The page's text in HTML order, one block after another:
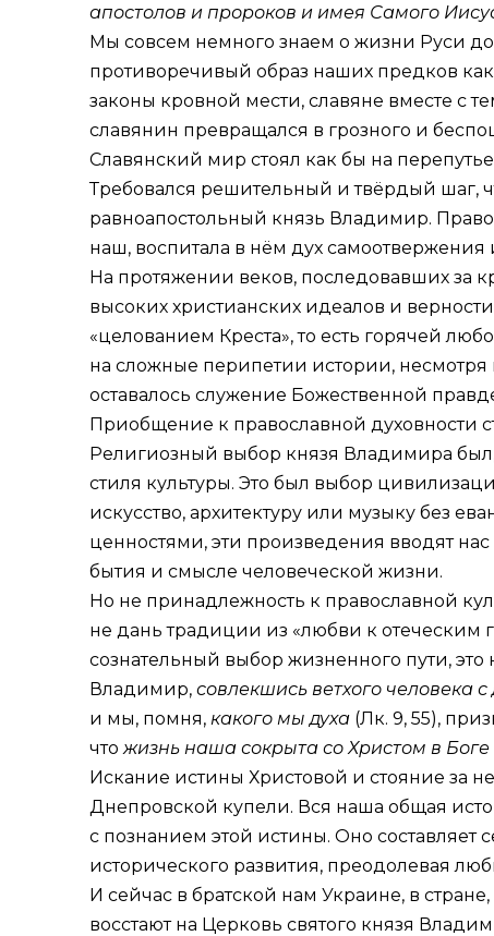
апостолов и пророков и имея Самого
Мы совсем немного знаем о жизни Руси
противоречивый образ наших предков
законы кровной мести, славяне вместе с
славянин превращался в грозного и
Славянский мир стоял как бы на
Требовался решительный и твёрдый шаг,
равноапостольный князь Владимир.
наш, воспитала в нём дух самоотвержения
На протяжении веков, последовавших за
высоких христианских идеалов и
«целованием Креста», то есть горячей
на сложные перипетии истории,
оставалось служение Божественной
Приобщение к православной духовности
Религиозный выбор князя Владимира
стиля культуры. Это был выбор
искусство, архитектуру или музыку без
ценностями, эти произведения вводят
бытия и смысле человеческой жизни.
Но не принадлежность к православной
не дань традиции из «любви к
сознательный выбор жизненного пути,
Владимир, совлекшись ветхого человека
и мы, помня, какого мы духа (Лк. 9, 55),
что жизнь наша сокрыта со Христом в Боге
Искание истины Христовой и стояние за
Днепровской купели. Вся наша общая
с познанием этой истины. Оно составляет
исторического развития, преодолевая
И сейчас в братской нам Украине, в
восстают на Церковь святого князя